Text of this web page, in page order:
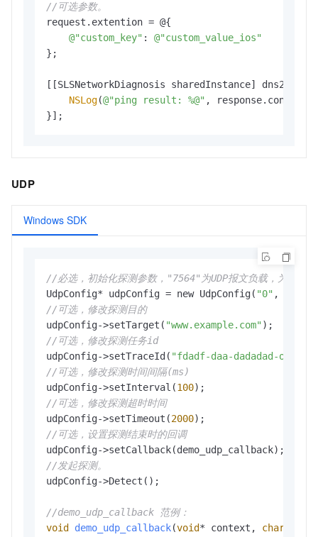
//可选参数。
request.extention = @{
@"custom_key" : @"custom_value_ios"
};
[[SLSNetworkDiagnosis sharedInstance]
NSLog(@"ping result: %@" , response.content);
}];
UDP
Windows SDK
//必选，初始化探测参数，"7564"为UDP报文负载，为十六
UdpConfig* udpConfig = new UdpConfig( "0" ,
//可选，修改探测目的
udpConfig->setTarget( "www.example.com"
//可选，修改探测任务id
udpConfig->setTraceId( "fdadf-daa-dadadad-
//可选，修改探测时间间隔(ms)
udpConfig->setInterval(100
//可选，修改探测超时时间
udpConfig->setTimeout(2000
//可选，设置探测结束时的回调
//发起探测。
udpConfig->Detect();
//demo_udp_callback 范例：
void
demo_udp_callback(void* context, char